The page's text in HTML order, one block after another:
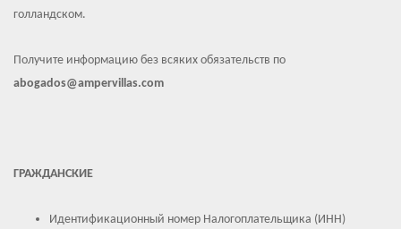
голландском.
Получите информацию без всяких обязательств по
abogados@ampervillas.com
ГРАЖДАНСКИЕ
Идентификационный номер Налогоплательщика (ИНН)